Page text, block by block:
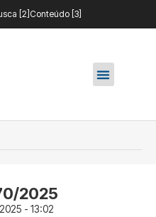
[2] Conteúdo [3]
2025
- 13:02